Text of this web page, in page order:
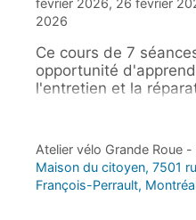
2026
Ce cours de 7
opportunité
l'entretien et la
Chaque semaine,
connaissances sur
fourni par l'atelier.
l'occasion de
repartir avec en
Atelier vélo Grande Roue
Maison du citoyen, 7501
François-Perrault,